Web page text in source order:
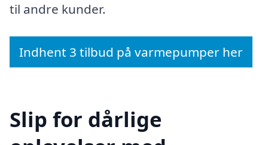
til andre kunder.
Indhent 3 tilbud på varmepumper her
Slip for dårlige